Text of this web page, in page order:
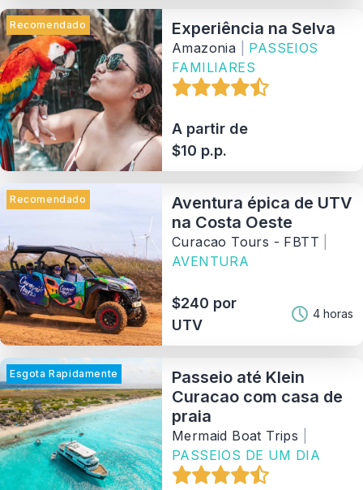
Recomendado Experiência na Selva
Amazonia
PASSEIOS
FAMILIARES
A partir de
$10 p.p.
Recomendado
Aventura épica de UTV
na Costa Oeste
Curacao Tours - FBTT
AVENTURA
$240 por
UTV
4 horas
Esgota Rapidamente
Passeio até Klein
Curacao com casa de
praia
Mermaid Boat Trips
PASSEIOS DE UM DIA